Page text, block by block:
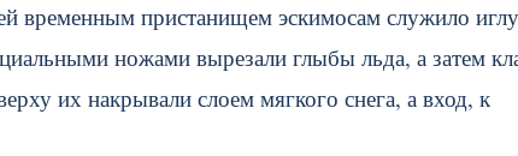
временным пристанищем эскимосам служило
ножами вырезали глыбы льда, а затем
их накрывали слоем мягкого снега, а вход, к